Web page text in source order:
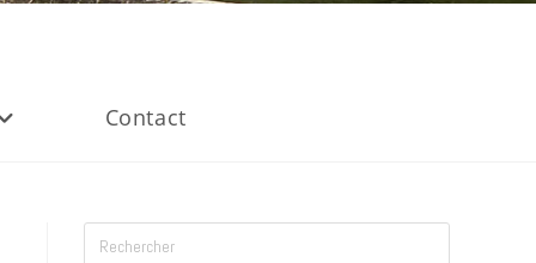
Contact